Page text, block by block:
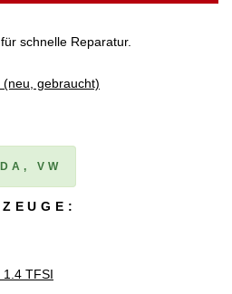
für schnelle Reparatur.
gebraucht)
VW
1.4 TFSI